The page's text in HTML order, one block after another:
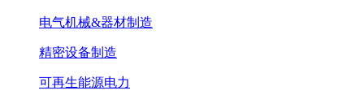
电气机械&器材制造
精密设备制造
可再生能源电力